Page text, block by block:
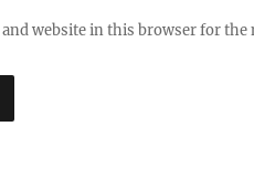
and website in this browser for